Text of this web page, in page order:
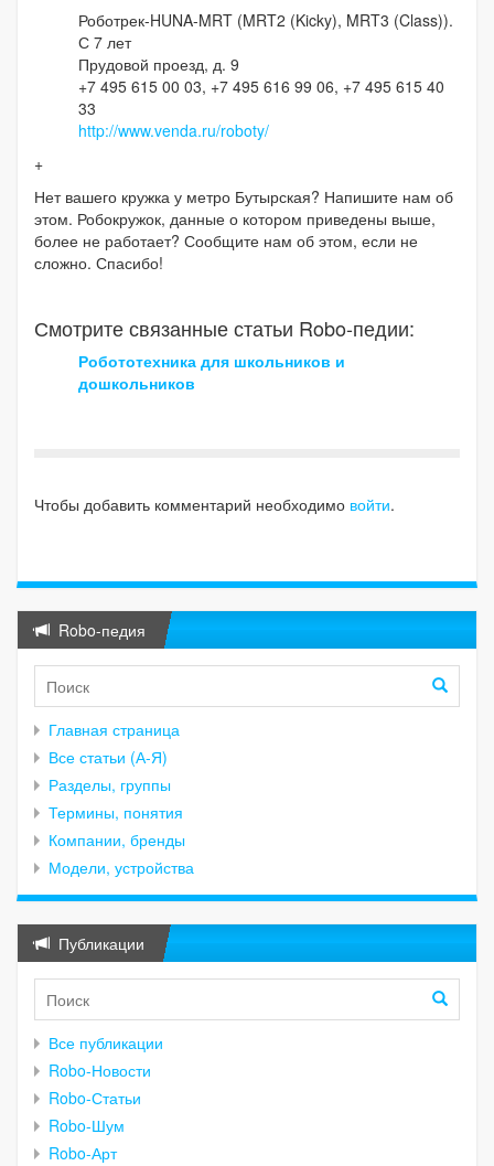
Роботрек-HUNA-MRT (MRT2 (Kicky), MRT3 (Class)).
С 7 лет
Прудовой проезд, д. 9
+7 495 615 00 03, +7 495 616 99 06, +7 495 615 40
33
http://www.venda.ru/roboty/
+
Нет вашего кружка у метро Бутырская? Напишите нам об
этом. Робокружок, данные о котором приведены выше,
более не работает? Сообщите нам об этом, если не
сложно. Спасибо!
Смотрите связанные статьи Robo-педии:
Робототехника для школьников и
дошкольников
Чтобы добавить комментарий необходимо войти.
Robo-педия
Главная страница
Все статьи (А-Я)
Разделы, группы
Термины, понятия
Компании, бренды
Модели, устройства
Публикации
Все публикации
Robo-Новости
Robo-Статьи
Robo-Шум
Robo-Арт